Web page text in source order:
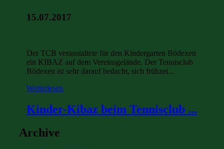
15.07.2017
Der TCB veranstaltete für den Kindergarten Bödexen
ein KIBAZ auf dem Vereinsgelände. Der Tennisclub
Bödexen ist sehr darauf bedacht, sich frühzei...
Weiterlesen
Kinder-Kibaz beim Tennisclub ...
Archive